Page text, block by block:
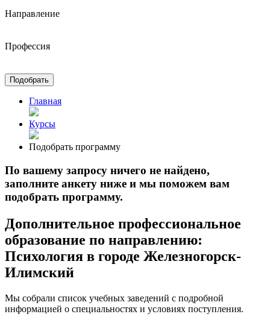
Направление
Профессия
Подобрать
Главная
Курсы
Подобрать программу
По вашему запросу ничего не найдено,
заполните анкету ниже и мы поможем вам
подобрать программу.
Дополнительное профессиональное
образование по направлению:
Психология в городе Железногорск-
Илимский
Мы собрали список учебных заведений с подробной
информацией о специальностях и условиях поступления.